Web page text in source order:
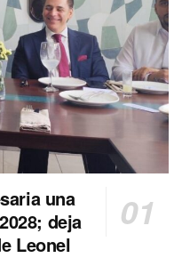
una
deja
Leonel